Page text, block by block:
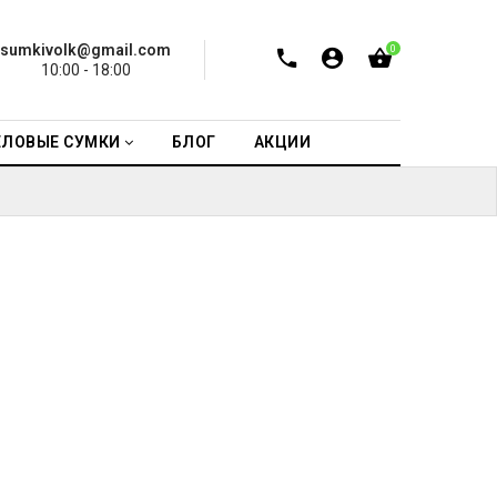
sumkivolk@gmail.com
10:00 - 18:00
0
СУМКИ БЛОГ АКЦИИ